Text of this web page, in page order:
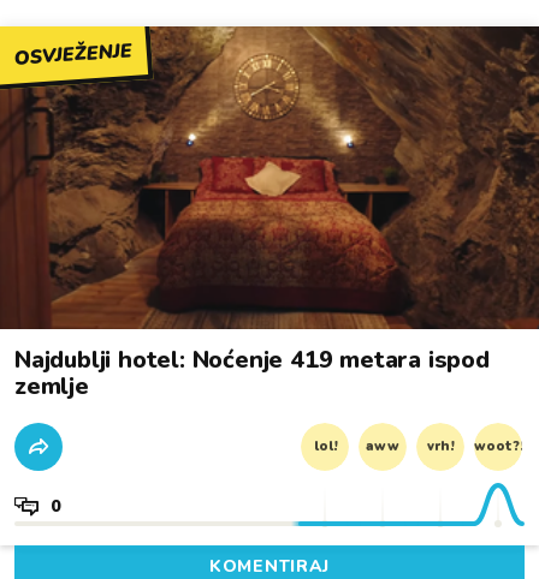
OSVJEŽENJE
Najdublji hotel: Noćenje 419 metara ispod
zemlje
lol! aww vrh! woot?!
0
KOMENTIRAJ